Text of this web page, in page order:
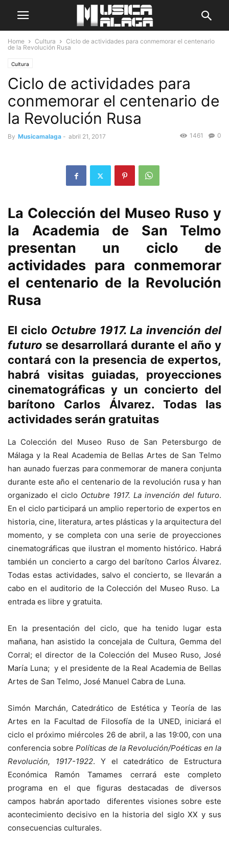
Home Cultura
Ciclo de actividades para conmemorar el centenario
de la Revolución Rusa
Cultura
Ciclo de actividades para
conmemorar el centenario de
la Revolución Rusa
By Musicamalaga - abril 21, 2017 0
1461
La Colección del Museo Ruso y
la Academia de San Telmo
presentan un ciclo de
actividades para conmemorar
el centenario de la Revolución
Rusa
El ciclo Octubre 1917. La invención del
futuro se desarrollará durante el año y
contará con la presencia de expertos,
habrá visitas guiadas, proyecciones
cinematográficas y un concierto del
barítono Carlos Álvarez. Todas las
actividades serán gratuitas
La Colección del Museo Ruso de San Petersburgo de
Málaga y la Real Academia de Bellas Artes de San Telmo
han aunado fuerzas para conmemorar de manera conjunta
durante este año el centenario de la revolución rusa y han
organizado el ciclo Octubre 1917. La invención del futuro.
En el ciclo participará un amplio repertorio de expertos en
historia, cine, literatura, artes plásticas y la arquitectura del
momento, y se completa con una serie de proyecciones
cinematográficas que ilustran el momento histórico. Habrá
también un concierto a cargo del barítono Carlos Álvarez.
Todas estas actividades, salvo el concierto, se llevarán a
cabo en el auditorio de la Colección del Museo Ruso. La
entrada es libre y gratuita.
En la presentación del ciclo, que ha tenido lugar esta
mañana, han asistido la concejala de Cultura, Gemma del
Corral; el director de la Colección del Museo Ruso, José
María Luna; y el presidente de la Real Academia de Bellas
Artes de San Telmo, José Manuel Cabra de Luna.
Simón Marchán, Catedrático de Estética y Teoría de las
Artes en la Facultad de Filosofía de la UNED, iniciará el
ciclo el próximo miércoles 26 de abril, a las 19:00, con una
conferencia sobre Políticas de la Revolución/Poéticas en la
Revolución, 1917-1922. Y el catedrático de Estructura
Económica Ramón Tamames cerrará este completo
programa en el que figuras destacadas de diversos
campos habrán aportado diferentes visiones sobre este
acontecimiento decisivo en la historia del siglo XX y sus
consecuencias culturales.